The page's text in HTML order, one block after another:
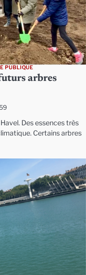
PUBLIQUE
arbres
Des essences très
Certains arbres